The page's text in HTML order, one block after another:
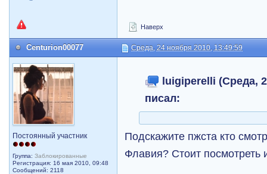
Наверх
Centurion00077 Среда, 24 ноября 2010, 13:49:59
Постоянный участник
Группа:Заблокированные
Регистрация: 16 мая 2010, 09:48
Сообщений: 2118
luigiperelli (Среда,
писал:
Подскажите пжста кто
Флавия? Стоит посмотреть